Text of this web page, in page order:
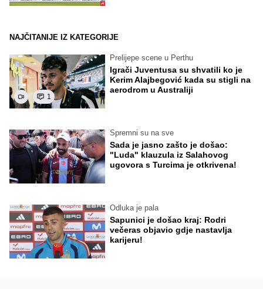
NAJČITANIJE IZ KATEGORIJE
1
Prelijepe scene u Perthu
Igrači Juventusa su shvatili ko je
Kerim Alajbegović kada su stigli na
aerodrom u Australiji
Spremni su na sve
Sada je jasno zašto je došao:
"Luda" klauzula iz Salahovog
ugovora s Turcima je otkrivena!
Odluka je pala
Sapunici je došao kraj: Rodri
večeras objavio gdje nastavlja
karijeru!